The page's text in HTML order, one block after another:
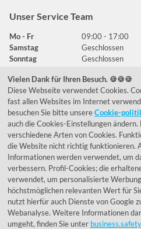
Unser Service Team
Mo - Fr
09:00 - 17:00
Samstag
Geschlossen
Sonntag
Geschlossen
Häufig gestellte Fragen
039292 - 678215
de@lumidora.com
FacebookInstagram
Kundenmeinungen
Exzellent - eKomi.de
Vielen Dank für Ihren Besuch. 🍪🍪🍪
Diese Webseite verwendet Cookies.
fast allen Websites im Internet
besuchen Sie bitte unsereCookie-
auch die Cookies-Einstellungen
verschiedene Arten von Cookies.
die Website nicht richtig funktionieren.
Informationen werden verwendet, um
verbessern. Profil-Cookies; die
verwendet, um personalisierte
höchstmöglichen relevanten Wert für
nutzt hierfür auch Dienste von Google
Webanalyse. Weitere Informationen
umgeht, finden Sie unter